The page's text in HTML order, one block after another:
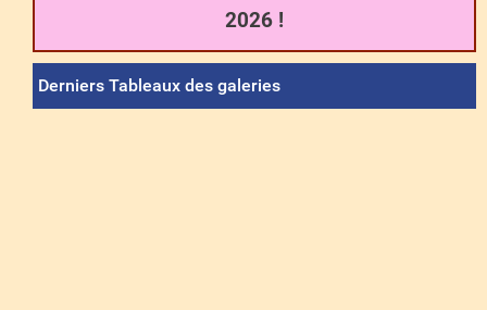
2026 !
Derniers Tableaux des galeries